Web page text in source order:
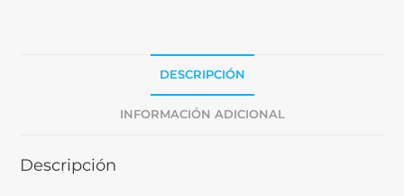
DESCRIPCIÓN
INFORMACIÓN ADICIONAL
Descripción